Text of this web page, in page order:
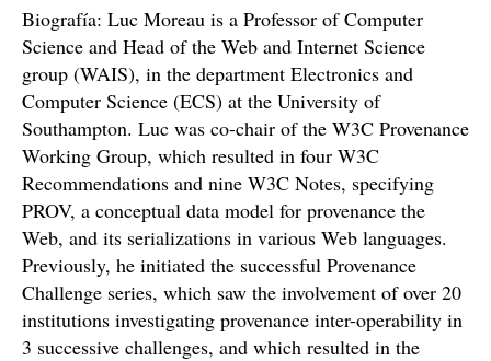
Biografía: Luc Moreau is a Professor of Computer
Science and Head of the Web and Internet Science
group (WAIS), in the department Electronics and
Computer Science (ECS) at the University of
Southampton. Luc was co-chair of the W3C Provenance
Working Group, which resulted in four W3C
Recommendations and nine W3C Notes, specifying
PROV, a conceptual data model for provenance the
Web, and its serializations in various Web languages.
Previously, he initiated the successful Provenance
Challenge series, which saw the involvement of over 20
institutions investigating provenance inter-operability in
3 successive challenges, and which resulted in the